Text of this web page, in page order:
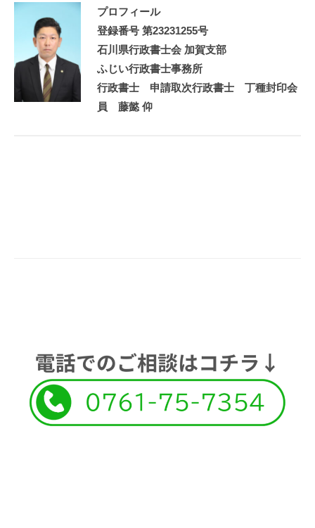
プロフィール
登録番号 第23231255号
石川県行政書士会 加賀支部
ふじい行政書士事務所
行政書士 申請取次行政書士 丁種封印会
員 藤懿 仰